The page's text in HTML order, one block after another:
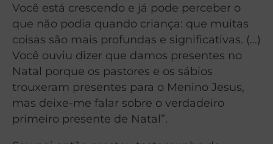
Você está crescendo e já pode perceber o
que não podia quando criança: que muitas
coisas são mais profundas e significativas. (…)
Você ouviu dizer que damos presentes no
Natal porque os pastores e os sábios
trouxeram presentes para o Menino Jesus,
mas deixe-me falar sobre o verdadeiro
primeiro presente de Natal”.